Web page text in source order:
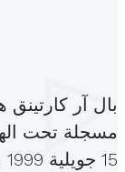
بال آر
مسجلة تحت
15 جويلية 1999 برأس مال قدره